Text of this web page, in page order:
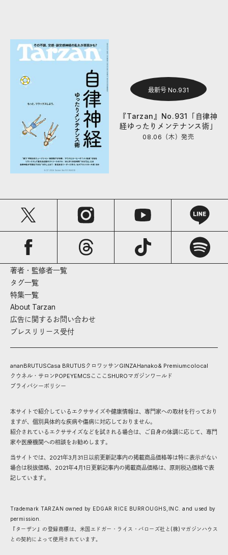
最新号 No.931
『Tarzan』No.931「自律神
経ゆったりメンテナンス術」
08.06（木）発売
著者・監修者一覧
タグ一覧
特集一覧
About Tarzan
広告に関するお問い合わせ
プレスリリース受付
ananBRUTUSCasa BRUTUS クロワッサンGINZAHanako& Premiumcolocal
クウネル・サロンPOPEYEMCS こここ SHUROマガジンワールド
プライバシーポリシー
本サイトで紹介しているエクササイズや健康情報は、専門家への取材を行っており
ますが、個別具体的な疾病や傷病に対応しておりません。
紹介されているエクササイズなどを試される場合は、ご自身の体調に応じて、専門
家や医療機関への相談をお勧めします。
当サイトでは、2021年3月31日以前更新記事内の掲載商品価格等は特に表示がない
場合は税抜価格、2021年4月1日更新記事内の掲載商品価格は、原則税込価格で表
記しています。
Trademark TARZAN owned by EDGAR RICE BURROUGHS,INC. and used by
permission.
『ターザン』の登録商標は、米国エドガー・ライス・バローズ社と(株)マガジンハウス
との契約によって使用されています。